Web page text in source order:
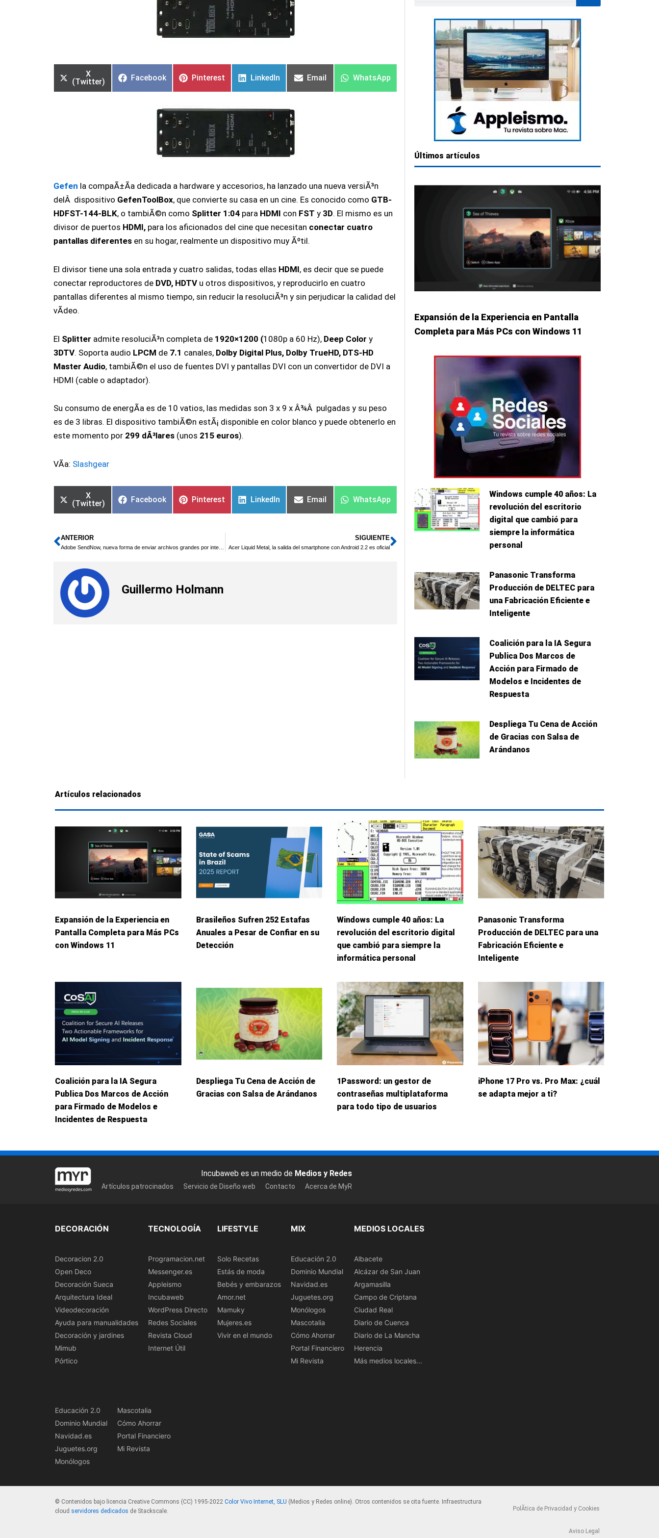
en
X
(Twitter)
en
Facebook
en
Pinterest
en
LinkedIn
en
Email
en
WhatsApp
Gefen la compaÃ±Ã­a dedicada a hardware y accesorios, ha lanzado una nueva versiÃ³n
delÂ dispositivo GefenToolBox, que convierte su casa en un cine. Es conocido como GTB-
HDFST-144-BLK, o tambiÃ©n como Splitter 1:04 para HDMI con FSTy 3D. El mismo es un
divisor de puertos HDMI, para los aficionados del cine que necesitan conectar cuatro
pantallas diferentes en su hogar, realmente un dispositivo muy Ãºtil.
El divisor tiene una sola entrada y cuatro salidas, todas ellas HDMI, es decir que se puede
conectar reproductores de DVD, HDTV u otros dispositivos, y reproducirlo en cuatro
pantallas diferentes al mismo tiempo, sin reducir la resoluciÃ³n y sin perjudicar la calidad del
vÃ­deo.
El Splitter admite resoluciÃ³n completa de 1920×1200 (1080p a 60 Hz), Deep Color y
3DTV. Soporta audio LPCM de 7.1 canales, Dolby Digital Plus, Dolby TrueHD, DTS-HD
Master Audio, tambiÃ©n el uso de fuentes DVI y pantallas DVI con un convertidor de DVI a
HDMI (cable o adaptador).
Su consumo de energÃ­a es de 10 vatios, las medidas son 3 x 9 x Â¾Â pulgadas y su peso
es de 3 libras. El dispositivo tambiÃ©n estÃ¡ disponible en color blanco y puede obtenerlo en
este momento por 299 dÃ³lares (unos 215 euros).
VÃ­a: Slashgear
en
X
(Twitter)
en
Facebook
en
Pinterest
en
LinkedIn
en
Email
en
WhatsApp
Ant
ANTERIOR SIGUIENTE
Acer Liquid Metal, la salida del smartphone con Android 2.2 es oficialSiguiente
Guillermo Holmann
Últimos artículos
Expansión de la Experiencia en Pantalla
Completa para Más PCs con Windows 11
Windows cumple 40 años: La
revolución del escritorio
digital que cambió para
siempre la informática
personal
Panasonic Transforma
Producción de DELTEC para
una Fabricación Eficiente e
Inteligente
Coalición para la IA Segura
Publica Dos Marcos de
Acción para Firmado de
Modelos e Incidentes de
Respuesta
Despliega Tu Cena de Acción
de Gracias con Salsa de
Arándanos
Artículos relacionados
Expansión de la Experiencia en
Pantalla Completa para Más PCs
con Windows 11
Brasileños Sufren 252 Estafas
Anuales a Pesar de Confiar en su
Detección
Windows cumple 40 años: La
revolución del escritorio digital
que cambió para siempre la
informática personal
Panasonic Transforma
Producción de DELTEC para una
Fabricación Eficiente e
Inteligente
Coalición para la IA Segura
Publica Dos Marcos de Acción
para Firmado de Modelos e
Incidentes de Respuesta
Despliega Tu Cena de Acción de
Gracias con Salsa de Arándanos
1Password: un gestor de
contraseñas multiplataforma
para todo tipo de usuarios
iPhone 17 Pro vs. Pro Max: ¿cuál
se adapta mejor a ti?
Incubaweb es un medio de Medios y Redes
Artículos patrocinados Servicio de Diseño web Contacto Acerca de MyR
DECORACIÓN
Decoracion 2.0
Open Deco
Decoración Sueca
Arquitectura Ideal
Videodecoración
Ayuda para manualidades
Decoración y jardines
Mimub
Pórtico
TECNOLOGÍA
Programacion.net
Messenger.es
Appleismo
Incubaweb
WordPress Directo
Redes Sociales
Revista Cloud
Internet Útil
LIFESTYLE
Solo Recetas
Estás de moda
Bebés y embarazos
Amor.net
Mamuky
Mujeres.es
Vivir en el mundo
MIX
Educación 2.0
Dominio Mundial
Navidad.es
Juguetes.org
Monólogos
Mascotalia
Cómo Ahorrar
Portal Financiero
Mi Revista
MEDIOS LOCALES
Albacete
Alcázar de San Juan
Argamasilla
Campo de Criptana
Ciudad Real
Diario de Cuenca
Diario de La Mancha
Herencia
Más medios locales...
Educación 2.0
Dominio Mundial
Navidad.es
Juguetes.org
Monólogos
Mascotalia
Cómo Ahorrar
Portal Financiero
Mi Revista
© Contenidos bajo licencia Creative Commons (CC) 1995-2022 Color Vivo Internet, SLU (Medios y Redes online). Otros contenidos se cita fuente. Infraestructura
cloud servidores dedicados de Stackscale. PolÃ­tica de Privacidad y Cookies
Aviso Legal